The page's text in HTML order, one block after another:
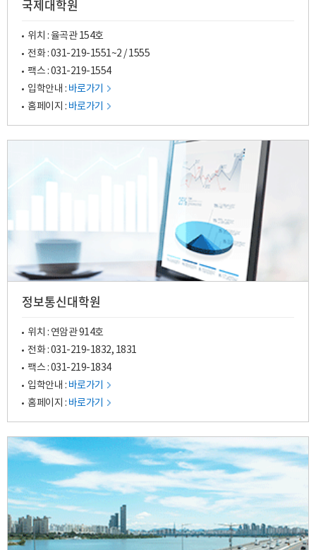
국제대학원
위치 : 율곡관 154호
전화 :031-219-1551~2 /1555
팩스 : 031-219-1554
입학안내 : 바로가기
홈페이지 : 바로가기
정보통신대학원
위치 : 연암관 914호
전화 :031-219-1832, 1831
팩스 : 031-219-1834
입학안내 : 바로가기
홈페이지 : 바로가기